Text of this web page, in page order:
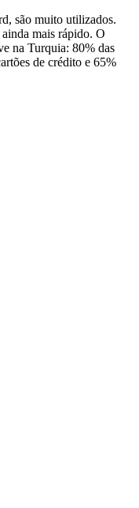
são muito utilizados.
ainda mais rápido. O
na Turquia: 80% das
de crédito e 65%